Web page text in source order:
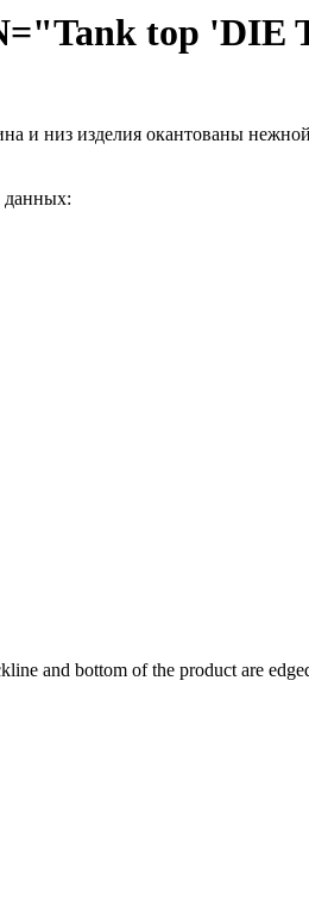
top 'DIE
низ изделия окантованы нежной
данных:
and bottom of the product are